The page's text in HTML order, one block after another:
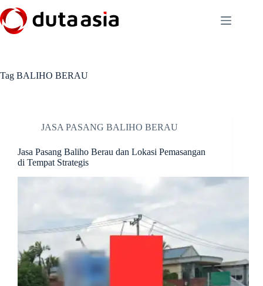
to
content
Tag BALIHO BERAU
JASA PASANG BALIHO BERAU
Jasa Pasang Baliho Berau dan Lokasi Pemasangan
di Tempat Strategis